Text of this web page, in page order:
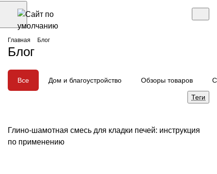
Главная Блог
Блог
Все Дом и благоустройство Обзоры товаров
Теги
Советы покупателям
Глино-шамотная смесь для кладки печей: инструкция
по применению